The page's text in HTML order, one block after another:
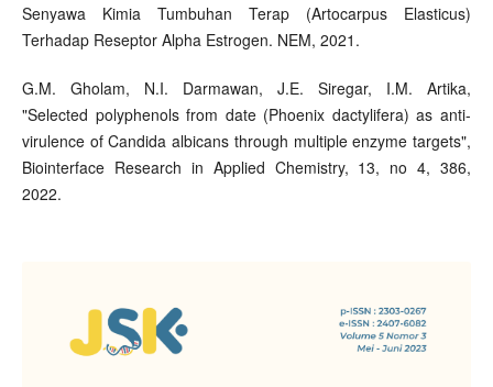
Senyawa Kimia Tumbuhan Terap (Artocarpus Elasticus)
Terhadap Reseptor Alpha Estrogen. NEM, 2021.
G.M. Gholam, N.I. Darmawan, J.E. Siregar, I.M. Artika,
"Selected polyphenols from date (Phoenix dactylifera) as anti-
virulence of Candida albicans through multiple enzyme targets",
Biointerface Research in Applied Chemistry, 13, no 4, 386,
2022.